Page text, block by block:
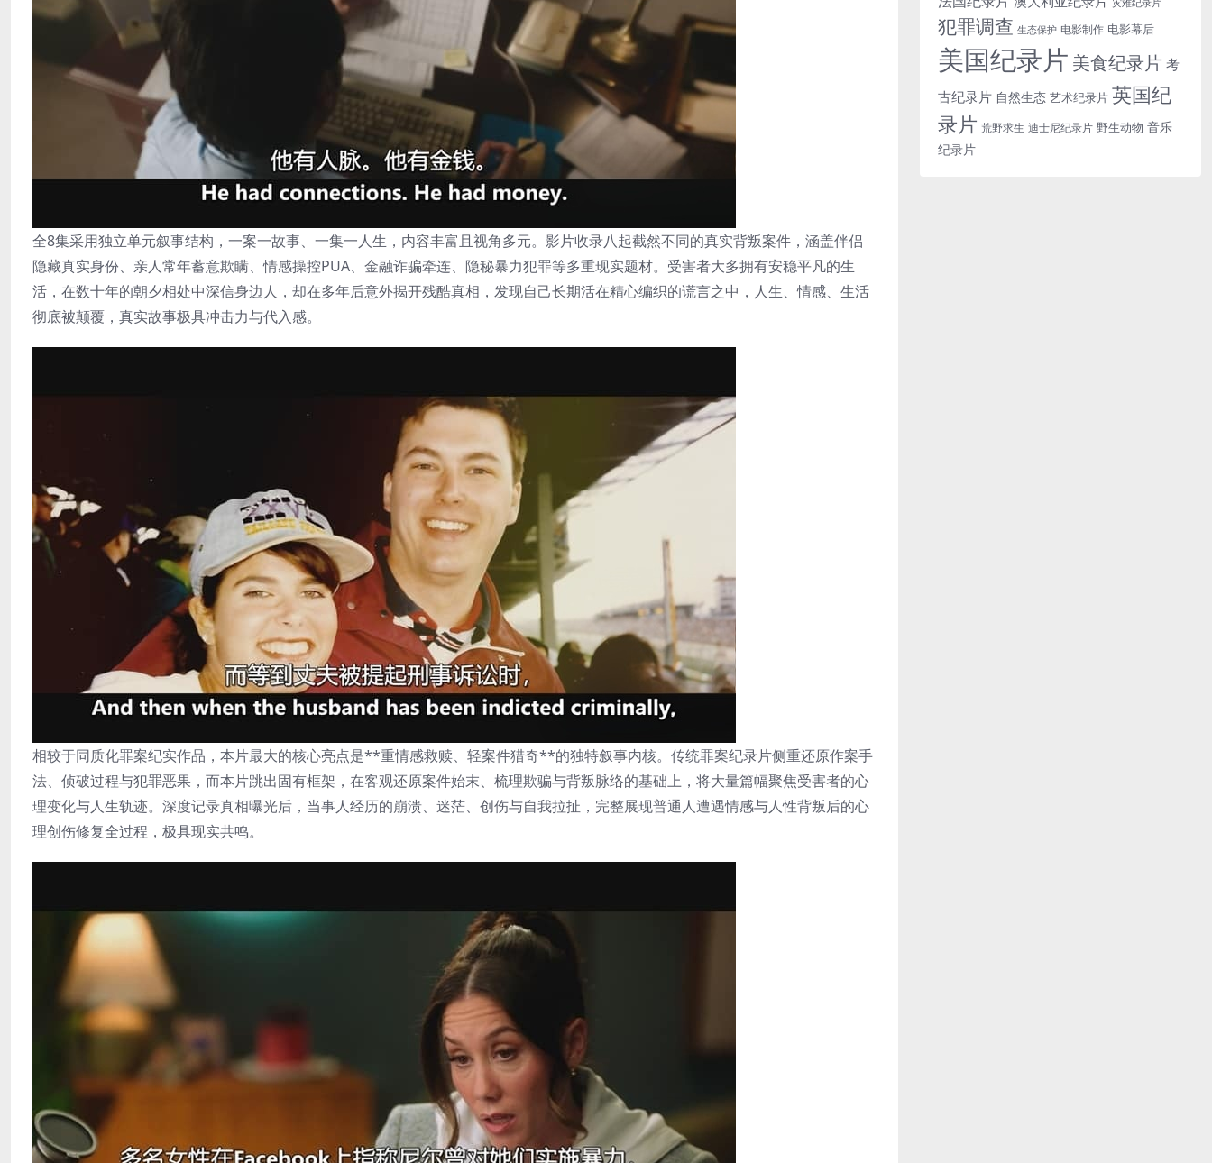
全8集采用独立单元叙事结构，一案一故事、一集一人生，内容丰富且视角多元。影片收录八起截然不同的真实背叛案件，涵盖伴侣
隐藏真实身份、亲人常年蓄意欺瞒、情感操控PUA、金融诈骗牵连、隐秘暴力犯罪等多重现实题材。受害者大多拥有安稳平凡的生
活，在数十年的朝夕相处中深信身边人，却在多年后意外揭开残酷真相，发现自己长期活在精心编织的谎言之中，人生、情感、生活
彻底被颠覆，真实故事极具冲击力与代入感。
相较于同质化罪案纪实作品，本片最大的核心亮点是**重情感救赎、轻案件猎奇**的独特叙事内核。传统罪案纪录片侧重还原作案手
法、侦破过程与犯罪恶果，而本片跳出固有框架，在客观还原案件始末、梳理欺骗与背叛脉络的基础上，将大量篇幅聚焦受害者的心
理变化与人生轨迹。深度记录真相曝光后，当事人经历的崩溃、迷茫、创伤与自我拉扯，完整展现普通人遭遇情感与人性背叛后的心
理创伤修复全过程，极具现实共鸣。
犯罪调查 生态保护 电影制作 电影幕后
美国纪录片 美食纪录片考
古纪录片 自然生态 艺术纪录片 英国纪
录片 荒野求生 迪士尼纪录片 野生动物 音乐
纪录片